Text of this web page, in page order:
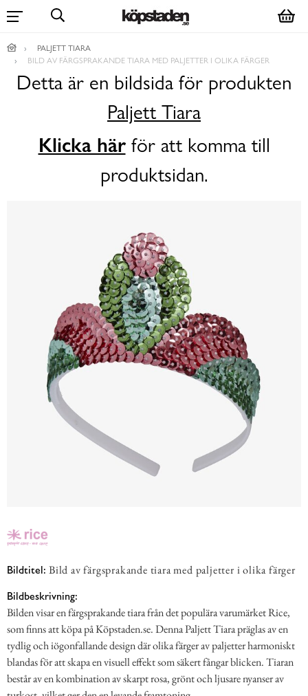
PALJETT TIARA
BILD AV FÄRGSPRAKANDE TIARA MED PALJETTER I OLIKA FÄRGER
Detta är en bildsida för produkten
Paljett Tiara
Klicka härför att komma till
produktsidan.
Bildtitel: Bild av färgsprakande tiara med paljetter i olika färger
Bildbeskrivning:
Bilden visar en färgsprakande tiara från det populära varumärket Rice,
som finns att köpa på Köpstaden.se. Denna Paljett Tiara präglas av en
tydlig och iögonfallande design där olika färger av paljetter harmoniskt
blandas för att skapa en visuell effekt som säkert fångar blicken. Tiaran
består av en kombination av skarpt rosa, grönt och ljusare nyanser av